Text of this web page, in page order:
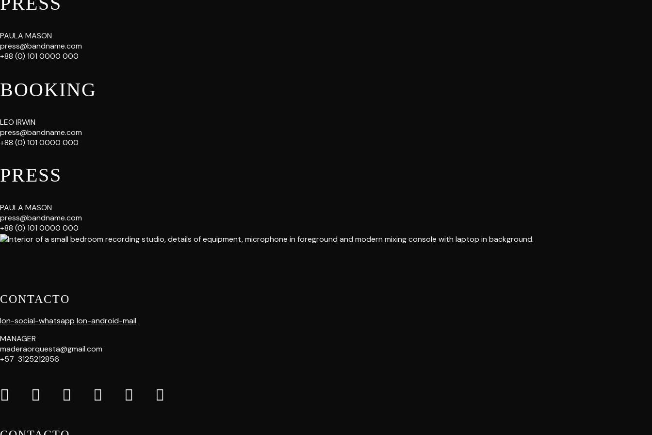
PAULA MASON
press@bandname.com
+88 (0) 101 0000 000
BOOKING
LEO IRWIN
press@bandname.com
+88 (0) 101 0000 000
PRESS
PAULA MASON
press@bandname.com
+88 (0) 101 0000 000
CONTACTO
Ion-social-whatsapp Ion-android-mail
MANAGER
maderaorquesta@gmail.com
+57 3125212856